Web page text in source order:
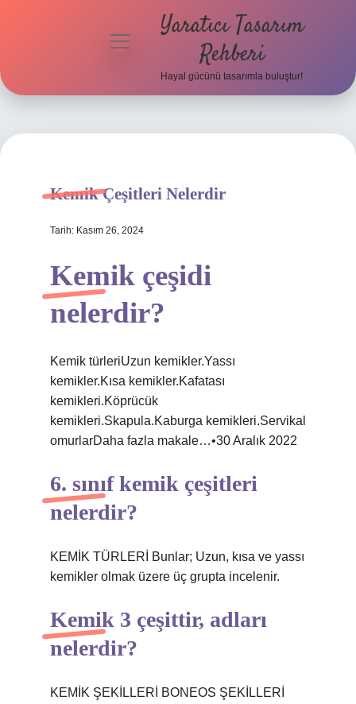
menüyü
Yaratıcı Tasarım
Rehberi
Hayal gücünü tasarımla buluştur!
Kemik Çeşitleri Nelerdir
Tarih: Kasım 26, 2024
Kemik çeşidi
nelerdir?
Kemik türleriUzun kemikler.Yassı
kemikler.Kısa kemikler.Kafatası
kemikleri.Köprücük
kemikleri.Skapula.Kaburga kemikleri.Servikal
omurlarDaha fazla makale…•30 Aralık 2022
6. sınıf kemik çeşitleri
nelerdir?
KEMİK TÜRLERİ Bunlar; Uzun, kısa ve yassı
kemikler olmak üzere üç grupta incelenir.
Kemik 3 çeşittir, adları
nelerdir?
KEMİK ŞEKİLLERİ BONEOS ŞEKİLLERİ